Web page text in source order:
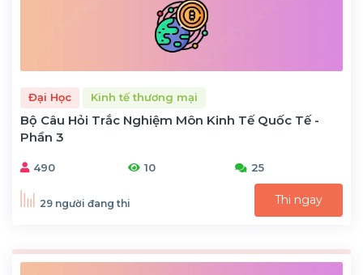
Đại Học Kinh tế thương mại
Bộ Câu Hỏi Trắc Nghiệm Môn Kinh Tế Quốc Tế -
Phần 3
490 10 25
29 người đang thi Thi ngay